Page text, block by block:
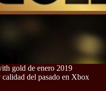
gold de enero 2019
del pasado en Xbox